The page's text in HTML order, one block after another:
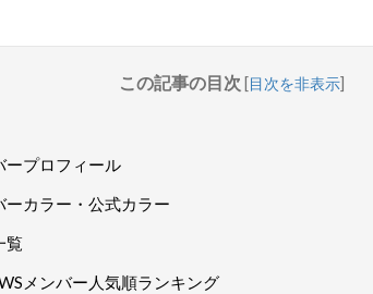
この記事の目次 [目次を非表示]
ープロフィール
ーカラー・公式カラー
覧
メンバー人気順ランキング